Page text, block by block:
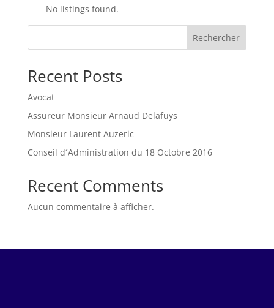
No listings found.
Rechercher
Recent Posts
Avocat
Assureur Monsieur Arnaud Delafuys
Monsieur Laurent Auzeric
Conseil d´Administration du 18 Octobre 2016
Recent Comments
Aucun commentaire à afficher.